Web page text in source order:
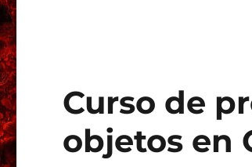
Curso de
objetos en